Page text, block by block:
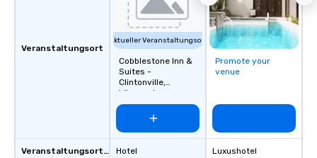
Veranstaltungsort
Veranstaltungsortstyp
Aktueller Veranstaltungsort
Cobblestone Inn &
Suites -
Clintonville,
Wisconsin
Hotel
Promote your
venue
Luxushotel